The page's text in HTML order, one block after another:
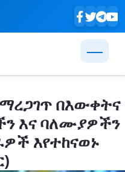
በእውቀትና
እና ባለሙያዎችን
እየተከናወኑ